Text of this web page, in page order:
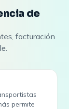
de
facturación
permite